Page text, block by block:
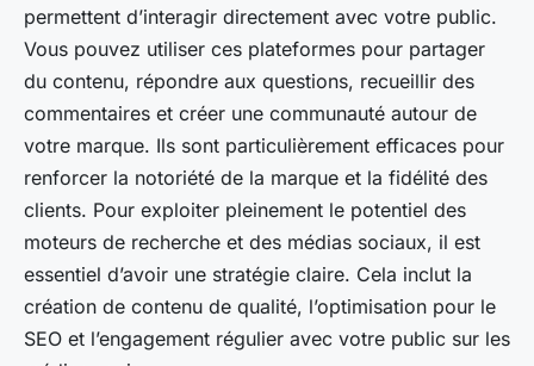
permettent d’interagir directement avec votre public.
Vous pouvez utiliser ces plateformes pour partager
du contenu, répondre aux questions, recueillir des
commentaires et créer une communauté autour de
votre marque. Ils sont particulièrement efficaces pour
renforcer la notoriété de la marque et la fidélité des
clients. Pour exploiter pleinement le potentiel des
moteurs de recherche et des médias sociaux, il est
essentiel d’avoir une stratégie claire. Cela inclut la
création de contenu de qualité, l’optimisation pour le
SEO et l’engagement régulier avec votre public sur les